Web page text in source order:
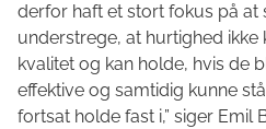
derfor haft et stort fokus på at
understrege, at hurtighed ikke
kvalitet og kan holde, hvis de
effektive og samtidig kunne
fortsat holde fast i,” siger Emil